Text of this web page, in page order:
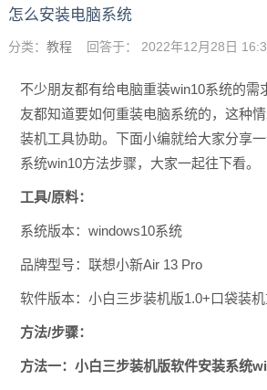
怎么安装电脑系统
分类： 教程 回答于： 2022年12月28日
不少朋友都有给电脑重装win10系统的需
友都知道要如何重装电脑系统的，这种
装机工具协助。下面小编就给大家分享
系统win10方法步骤，大家一起往下看。
工具/原料：
系统版本：windows10系统
品牌型号：联想小新Air 13 Pro
软件版本：小白三步装机版1.0+口袋装
方法/步骤：
方法一：小白三步装机版软件安装系统